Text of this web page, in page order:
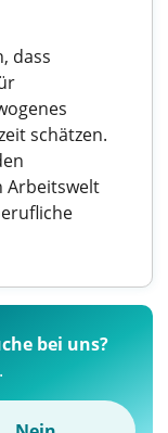
dass
schätzen.
Arbeitswelt
bei uns?